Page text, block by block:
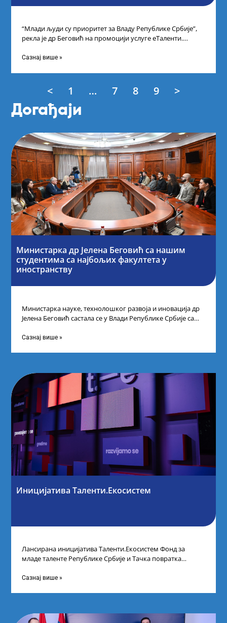
“Млади људи су приоритет за Владу Републике Србије”,
рекла је др Беговић на промоцији услуге еТаленти.
Сазнај више »
< 1 … 7 8 9 >
Догађаји
Министарка др Јелена Беговић са нашим
студентима са најбољих факултета у
иностранству
Министарка науке, технолошког развоја и иновација др
Јелена Беговић састала се у Влади Републике Србије са
Сазнај више »
Иницијатива Таленти.Екосистем
Лансирана иницијатива Таленти.Екосистем Фонд за
младе таленте Републике Србије и Тачка повратка
догађају су се
Сазнај више »